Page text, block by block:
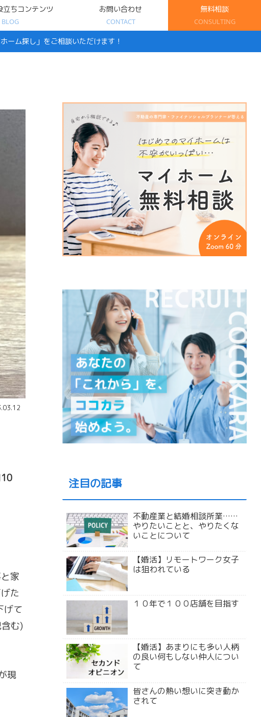
立ちコンテンツ
BLOG
お問い合わせ
CONTACT
無料相談
CONSULTING
ーム探し」をご相談いただけます！
家
た
げて
む)
現
注目の記事
不動産業と結婚相談所業……
やりたいことと、やりたくな
いことについて
【婚活】リモートワーク女子
は狙われている
１０年で１００店舗を目指す
【婚活】あまりにも多い人柄
の良い何もしない仲人につい
て
皆さんの熱い想いに突き動か
されて